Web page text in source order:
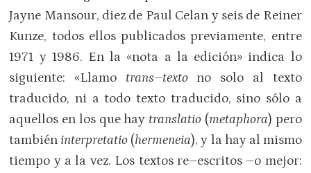
Jayne Mansour, diez de Paul Celan y seis de Reiner
Kunze, todos ellos publicados previamente, entre
1971 y 1986. En la «nota a la edición» indica lo
siguiente: «Llamo trans–textono solo al texto
traducido, ni a todo texto traducido, sino sólo a
aquellos en los que hay translatio (metaphora) pero
también interpretatio (hermeneia), y la hay al mismo
tiempo y a la vez. Los textos re–escritos –o mejor: